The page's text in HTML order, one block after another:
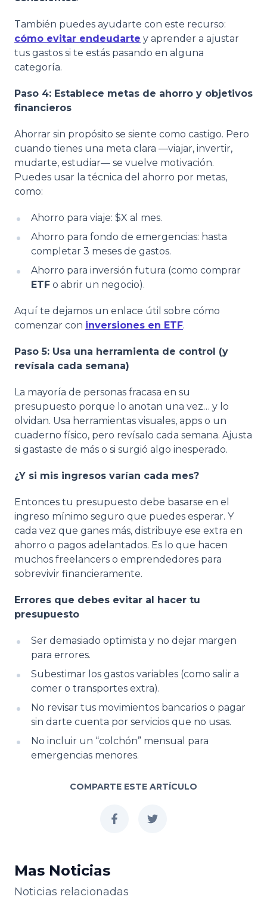
También puedes ayudarte con este recurso:
cómo evitar endeudarte y aprender a ajustar
tus gastos si te estás pasando en alguna
categoría.
Paso 4: Establece metas de ahorro y objetivos
financieros
Ahorrar sin propósito se siente como castigo. Pero
cuando tienes una meta clara —viajar, invertir,
mudarte, estudiar— se vuelve motivación.
Puedes usar la técnica del ahorro por metas,
como:
Ahorro para viaje: $X al mes.
Ahorro para fondo de emergencias: hasta
completar 3 meses de gastos.
Ahorro para inversión futura (como comprar
ETF o abrir un negocio).
Aquí te dejamos un enlace útil sobre cómo
comenzar con inversiones en ETF.
Paso 5: Usa una herramienta de control (y
revísala cada semana)
La mayoría de personas fracasa en su
presupuesto porque lo anotan una vez… y lo
olvidan. Usa herramientas visuales, apps o un
cuaderno físico, pero revísalo cada semana. Ajusta
si gastaste de más o si surgió algo inesperado.
¿Y si mis ingresos varían cada mes?
Entonces tu presupuesto debe basarse en el
ingreso mínimo seguro que puedes esperar. Y
cada vez que ganes más, distribuye ese extra en
ahorro o pagos adelantados. Es lo que hacen
muchos freelancers o emprendedores para
sobrevivir financieramente.
Errores que debes evitar al hacer tu
presupuesto
Ser demasiado optimista y no dejar margen
para errores.
Subestimar los gastos variables (como salir a
comer o transportes extra).
No revisar tus movimientos bancarios o pagar
sin darte cuenta por servicios que no usas.
No incluir un “colchón” mensual para
emergencias menores.
COMPARTE ESTE ARTÍCULO
facebooktwitter
Mas Noticias
Noticias relacionadas